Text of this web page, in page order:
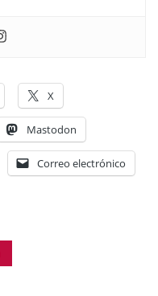
X
Mastodon
Correo electrónico